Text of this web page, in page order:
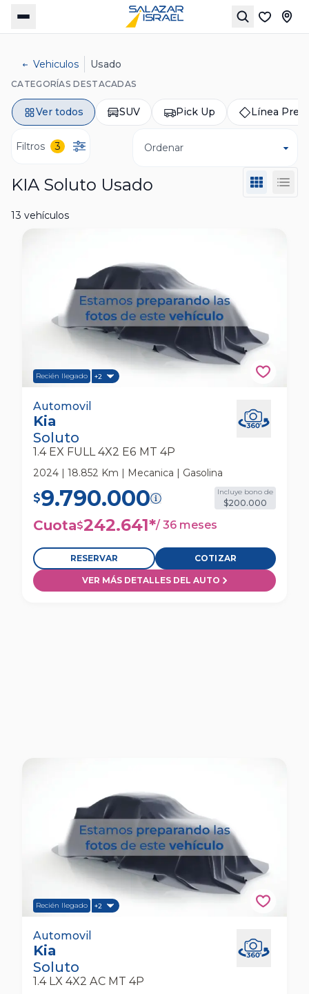
Vehiculos Usado
CATEGORÍAS DESTACADAS
Ver todos SUV Pick Up Línea
Filtros 3 Ordenar
KIA Soluto Usado
13 vehículos
Recién llegado +2
Kia Soluto 1.4 Ex Full 4x2 E6 Mt 4p Automovil
Automovil
Kia
Soluto
1.4 EX FULL 4X2 E6 MT 4P
2024 | 18.852 Km | Mecanica | Gasolina
$9.790.000 Incluye bono de
$200.000
Cuota$242.641*/ 36 meses
RESERVAR COTIZAR
VER MÁS DETALLES DEL AUTO
Recién llegado +2
Kia Soluto 1.4 Lx 4x2 Ac Mt 4p Automovil
Automovil
Kia
Soluto
1.4 LX 4X2 AC MT 4P